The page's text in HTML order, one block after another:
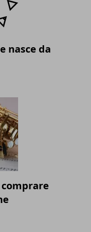
nasce da